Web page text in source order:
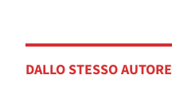
DALLO STESSO AUTORE